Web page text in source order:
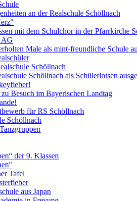
an der Realschule Schöllnach
mit dem Schulchor in der Pfarrkirche
AG
Male als mint-freundliche Schule
Schöllnach
Schöllnach als Schülerlotsen
Besuch im Bayerischen Landtag
für RS Schöllnach
Schöllnach
der 9. Klassen
Tafel
aus Japan